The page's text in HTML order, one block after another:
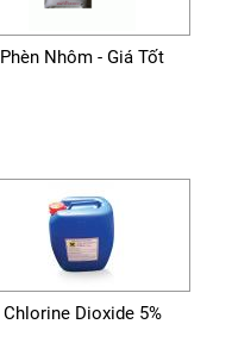
Phèn Nhôm - Giá Tốt
Chlorine Dioxide 5%